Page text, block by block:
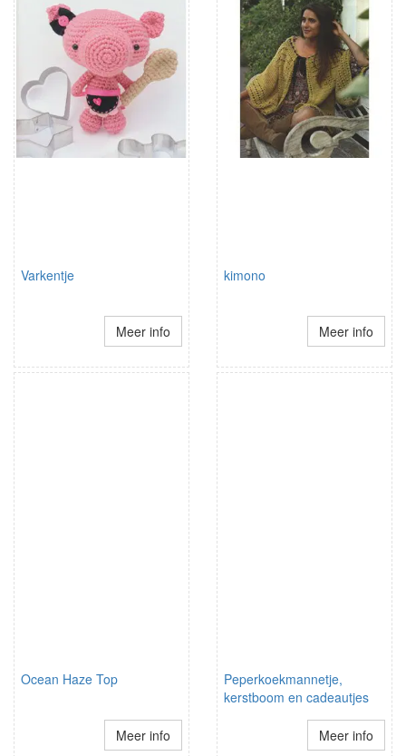
Varkentje
Meer info
kimono
Meer info
Ocean Haze Top
Meer info
Peperkoekmannetje,
kerstboom en cadeautjes
Meer info